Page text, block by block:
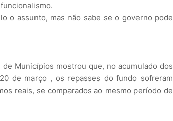
o assunto, mas não sabe se o governo pode
Municípios mostrou que, no acumulado dos
de março , os repasses do fundo sofreram
reais, se comparados ao mesmo período de